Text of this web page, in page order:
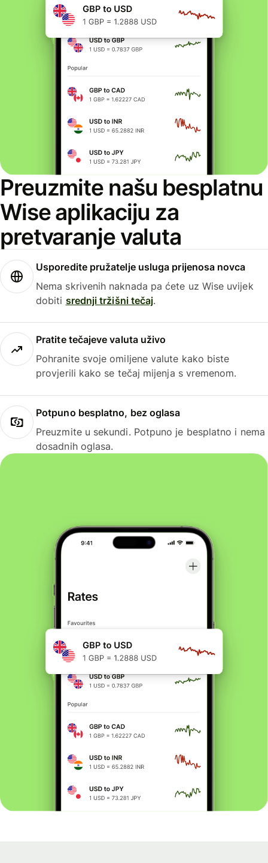
Preuzmite našu besplatnu
Wise aplikaciju za
pretvaranje valuta
Usporedite pružatelje usluga prijenosa novca
Nema skrivenih naknada pa ćete uz Wise uvijek
dobiti srednji tržišni tečaj.
Pratite tečajeve valuta uživo
Pohranite svoje omiljene valute kako biste
provjerili kako se tečaj mijenja s vremenom.
Potpuno besplatno, bez oglasa
Preuzmite u sekundi. Potpuno je besplatno i nema
dosadnih oglasa.